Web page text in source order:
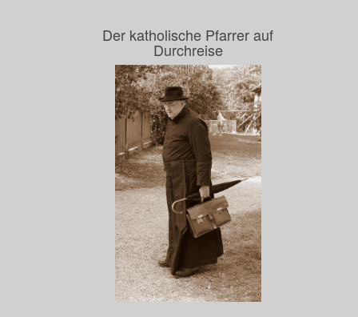
Der katholische Pfarrer auf
Durchreise